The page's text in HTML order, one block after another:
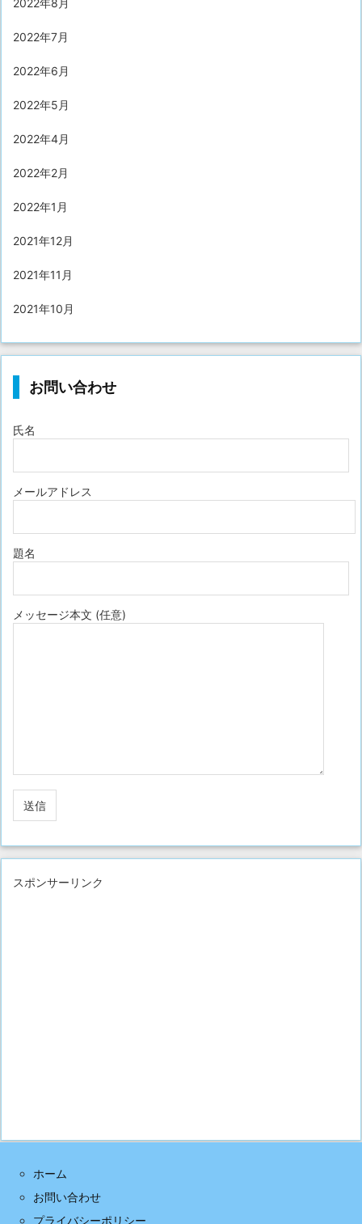
2022年7月
2022年6月
2022年5月
2022年4月
2022年2月
2022年1月
2021年12月
2021年11月
2021年10月
お問い合わせ
氏名
メールアドレス
題名
メッセージ本文 (任意)
スポンサーリンク
ホーム
お問い合わせ
プライバシーポリシー